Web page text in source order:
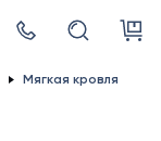
Мягкая кровля